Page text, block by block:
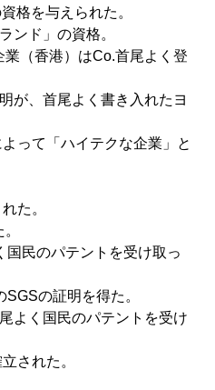
格を与えられた。
ンド」の資格。
（香港）はCo.首尾よく登
が、首尾よく書き入れたヨ
って「ハイテクな企業」と
た。
民のパテントを受け取っ
の証明を得た。
よく国民のパテントを受け
された。